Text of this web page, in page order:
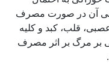
آن در صورت مصرف
قلب، کبد و کلیه
بر مرگ بر اثر مصرف